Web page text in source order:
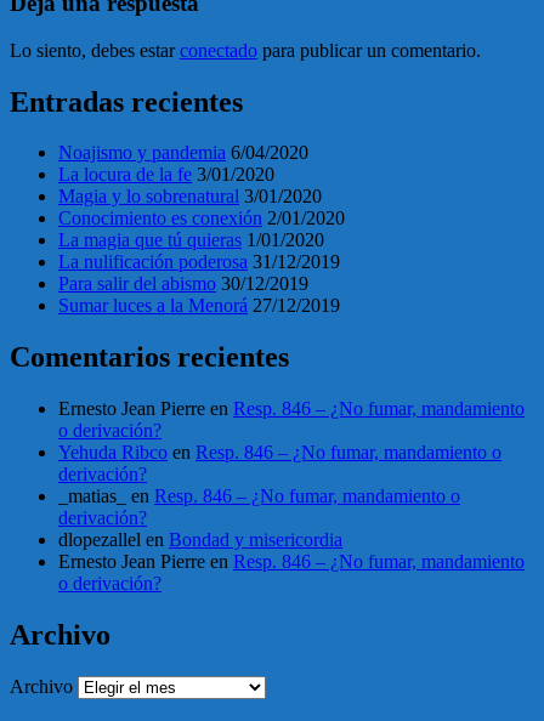
Lo siento, debes estarconectado para publicar un comentario.
Entradas recientes
Noajismo y pandemia 6/04/2020
La locura de la fe 3/01/2020
Magia y lo sobrenatural 3/01/2020
Conocimiento es conexión 2/01/2020
La magia que tú quieras 1/01/2020
La nulificación poderosa 31/12/2019
Para salir del abismo 30/12/2019
Sumar luces a la Menorá 27/12/2019
Comentarios recientes
Ernesto Jean Pierre en Resp. 846 – ¿No fumar, mandamiento
o derivación?
Yehuda Ribco en Resp. 846 – ¿No fumar, mandamiento o
derivación?
_matias_
en Resp. 846 – ¿No fumar, mandamiento o
derivación?
dlopezallel en Bondad y misericordia
Ernesto Jean Pierre en Resp. 846 – ¿No fumar, mandamiento
o derivación?
Archivo
Archivo